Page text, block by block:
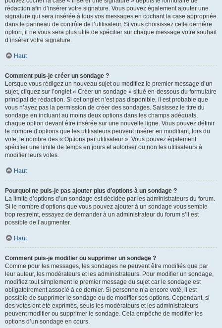
rédaction afin d’insérer votre signature. Vous pouvez également ajouter une
signature qui sera insérée à tous vos messages en cochant la case appropriée
dans le panneau de contrôle de l’utilisateur. Si vous choisissez cette dernière
option, il ne vous sera plus utile de spécifier sur chaque message votre souhait
d’insérer votre signature.
Haut
Comment puis-je créer un sondage ?
Lorsque vous rédigez un nouveau sujet ou modifiez le premier message d’un
sujet, cliquez sur l’onglet « Créer un sondage » situé en-dessous du formulaire
principal de rédaction. Si cet onglet n’est pas disponible, il est probable que
vous n’ayez pas la permission de créer des sondages. Saisissez le titre du
sondage en incluant au moins deux options dans les champs adéquats,
chaque option devant être insérée sur une nouvelle ligne. Vous pouvez définir
le nombre d’options que les utilisateurs peuvent insérer en modifiant, lors du
vote, le nombre des « Options par utilisateur ». Vous pouvez également
spécifier une limite de temps en jours et autoriser ou non les utilisateurs à
modifier leurs votes.
Haut
Pourquoi ne puis-je pas ajouter plus d’options à un sondage ?
La limite d’options d’un sondage est décidée par les administrateurs du forum.
Si le nombre d’options que vous pouvez ajouter à un sondage vous semble
trop restreint, essayez de demander à un administrateur du forum s’il est
possible de l’augmenter.
Haut
Comment puis-je modifier ou supprimer un sondage ?
Comme pour les messages, les sondages ne peuvent être modifiés que par
leur auteur, les modérateurs et les administrateurs. Pour modifier un sondage,
modifiez tout simplement le premier message du sujet car le sondage est
obligatoirement associé à ce dernier. Si personne n’a encore voté, il est
possible de supprimer le sondage ou de modifier ses options. Cependant, si
des votes ont été exprimés, seuls les modérateurs et les administrateurs
peuvent modifier ou supprimer le sondage. Cela empêche de modifier les
options d’un sondage en cours.